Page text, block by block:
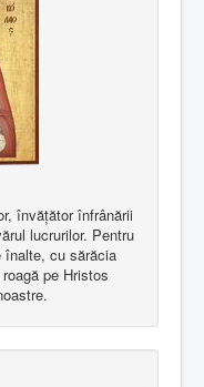
învăţător înfrânării
lucrurilor. Pentru
înalte, cu sărăcia
pe Hristos